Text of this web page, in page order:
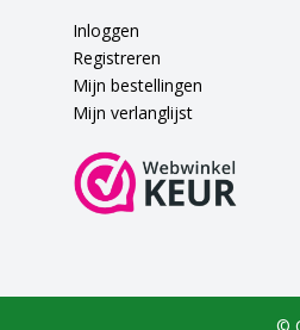
Inloggen
Registreren
Mijn bestellingen
Mijn verlanglijst